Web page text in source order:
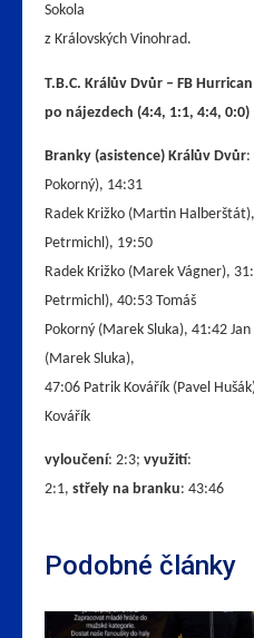
Sokola
z Královských Vinohrad.
T.B.C. Králův Dvůr – FB
po nájezdech (4:4, 1:1, 4:4, 0:0)
Branky (asistence) Králův Dvůr:
Pokorný), 14:31
Radek Križko (Martin
Petrmichl), 19:50
Radek Križko (Marek Vágner),
Petrmichl), 40:53 Tomáš
Pokorný (Marek Sluka), 41:42
(Marek Sluka),
47:06 Patrik Kovářík (Pavel
Kovářík
vyloučení: 2:3; využití:
2:1, střely na branku: 43:46
Podobné články